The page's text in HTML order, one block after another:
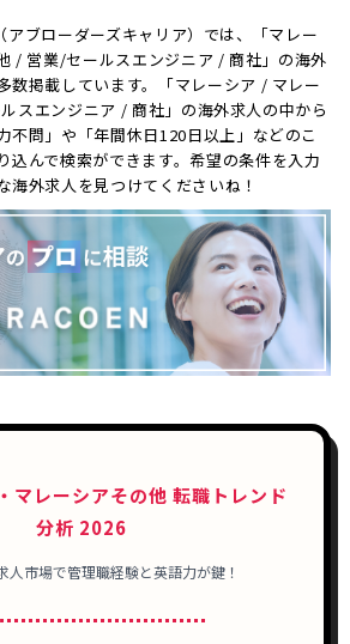
アブローダーズキャリア）では、「マレー
/ 営業/セールスエンジニア / 商社」の海外
数掲載しています。「マレーシア / マレー
スエンジニア / 商社」の海外求人の中から
不問」や「年間休日120日以上」などのこ
込んで検索ができます。希望の条件を入力
海外求人を見つけてくださいね！
マレーシアその他 転職トレンド
分析 2026
人市場で管理職経験と英語力が鍵！